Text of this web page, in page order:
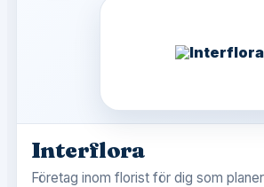
Interflora
Företag inom florist för dig som